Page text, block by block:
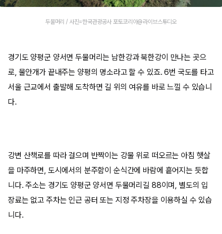
두물머리 / 사진=한국관광공사 포토코리아@라이브스튜디오
경기도 양평군 양서면 두물머리는 남한강과 북한강이 만나는 곳으
로, 물안개가 끝내주는 양평의 명소라고 할 수 있죠. 6번 국도를 타고
서울 근교에서 출발해 도착하면 길 위의 여유를 바로 느낄 수 있습니
다.
강변 산책로를 따라 걸으며 반짝이는 강물 위로 떠오르는 아침 햇살
을 마주하면, 도시에서의 분주함이 순식간에 바람에 흩어지는 듯합
니다. 주소는 경기도 양평군 양서면 두물머리길 88이며, 별도의 입
장료는 없고 주차는 인근 공터 또는 지정 주차장을 이용하실 수 있습
니다.